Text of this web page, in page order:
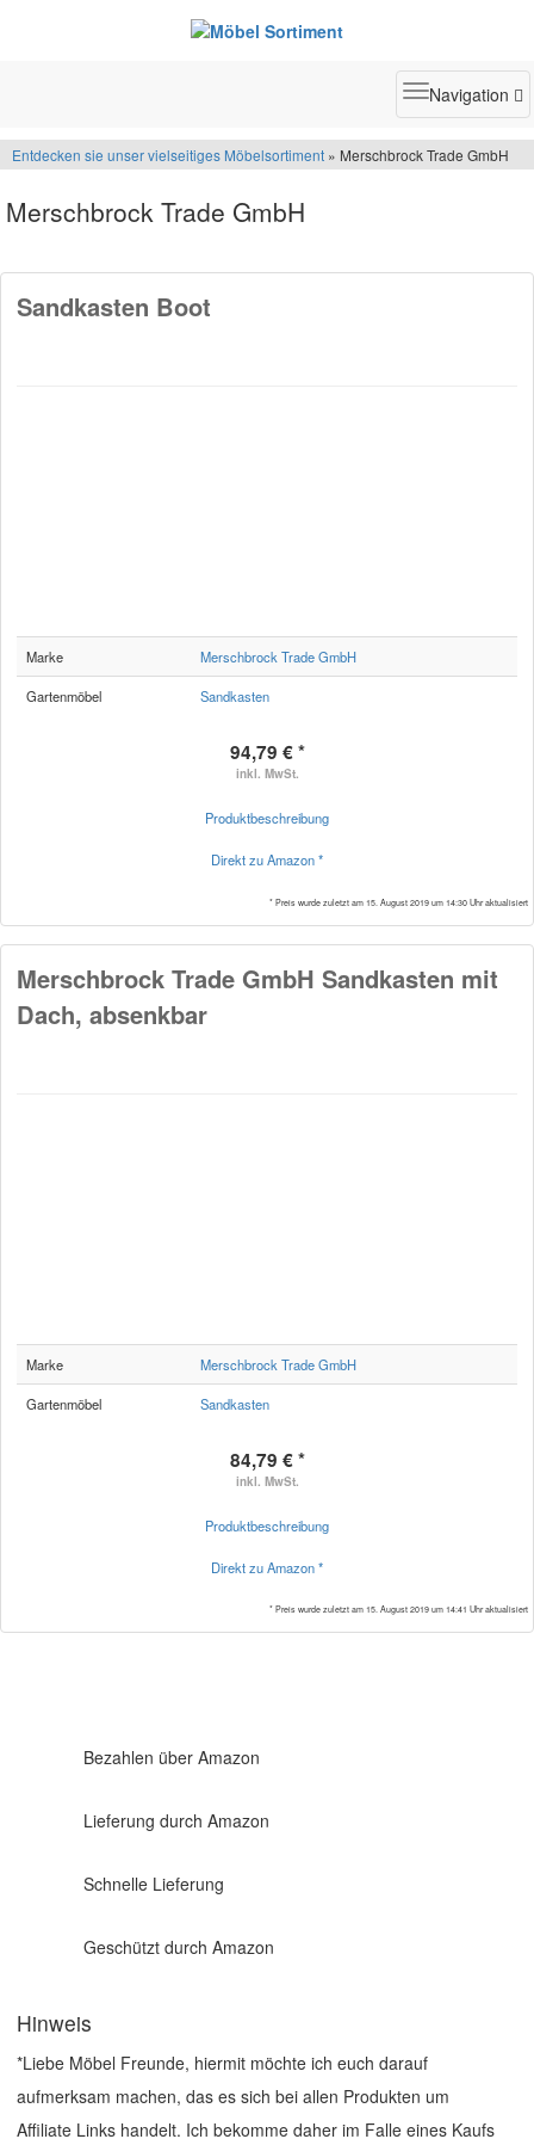
Toggle
Navigation
Entdecken sie unser vielseitiges Möbelsortiment » Merschbrock Trade GmbH
Merschbrock Trade GmbH
Sandkasten Boot
Marke Merschbrock Trade GmbH
Gartenmöbel Sandkasten
94,79 € *
inkl. MwSt.
Produktbeschreibung
Direkt zu Amazon *
* Preis wurde zuletzt am 15. August 2019 um 14:30 Uhr aktualisiert
Merschbrock Trade GmbH Sandkasten mit
Dach, absenkbar
Marke Merschbrock Trade GmbH
Gartenmöbel Sandkasten
84,79 € *
inkl. MwSt.
Produktbeschreibung
Direkt zu Amazon *
* Preis wurde zuletzt am 15. August 2019 um 14:41 Uhr aktualisiert
Bezahlen über Amazon
Lieferung durch Amazon
Schnelle Lieferung
Geschützt durch Amazon
Hinweis
*Liebe Möbel Freunde, hiermit möchte ich euch darauf
aufmerksam machen, das es sich bei allen Produkten um
Affiliate Links handelt. Ich bekomme daher im Falle eines Kaufs